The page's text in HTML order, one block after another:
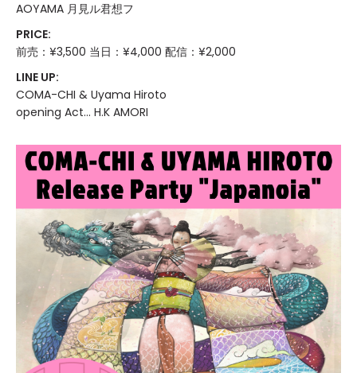
AOYAMA 月見ル君想フ
PRICE:
前売：¥3,500 当日：¥4,000 配信：¥2,000
LINE UP:
COMA-CHI & Uyama Hiroto
opening Act... H.K AMORI